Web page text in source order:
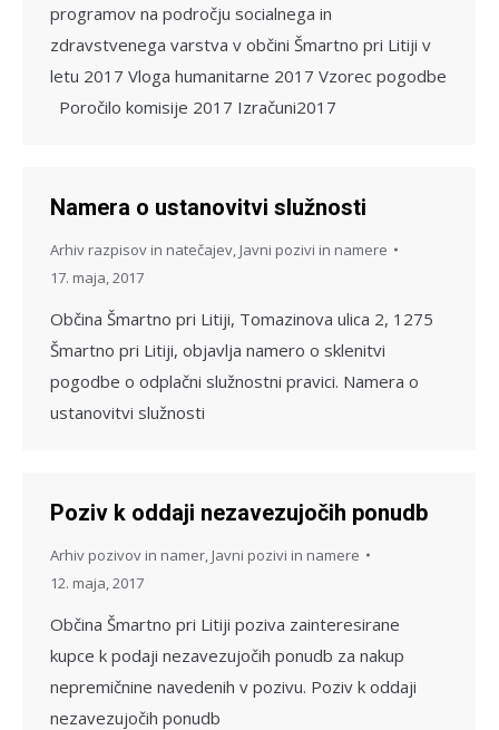
programov na področju socialnega in
zdravstvenega varstva v občini Šmartno pri Litiji v
letu 2017 Vloga humanitarne 2017 Vzorec pogodbe
Poročilo komisije 2017 Izračuni2017
Namera o ustanovitvi služnosti
Arhiv razpisov in natečajev Javni pozivi in namere
17. maja, 2017
Občina Šmartno pri Litiji, Tomazinova ulica 2, 1275
Šmartno pri Litiji, objavlja namero o sklenitvi
pogodbe o odplačni služnostni pravici. Namera o
ustanovitvi služnosti
Poziv k oddaji nezavezujočih ponudb
Arhiv pozivov in namer Javni pozivi in namere
12. maja, 2017
Občina Šmartno pri Litiji poziva zainteresirane
kupce k podaji nezavezujočih ponudb za nakup
nepremičnine navedenih v pozivu. Poziv k oddaji
nezavezujočih ponudb